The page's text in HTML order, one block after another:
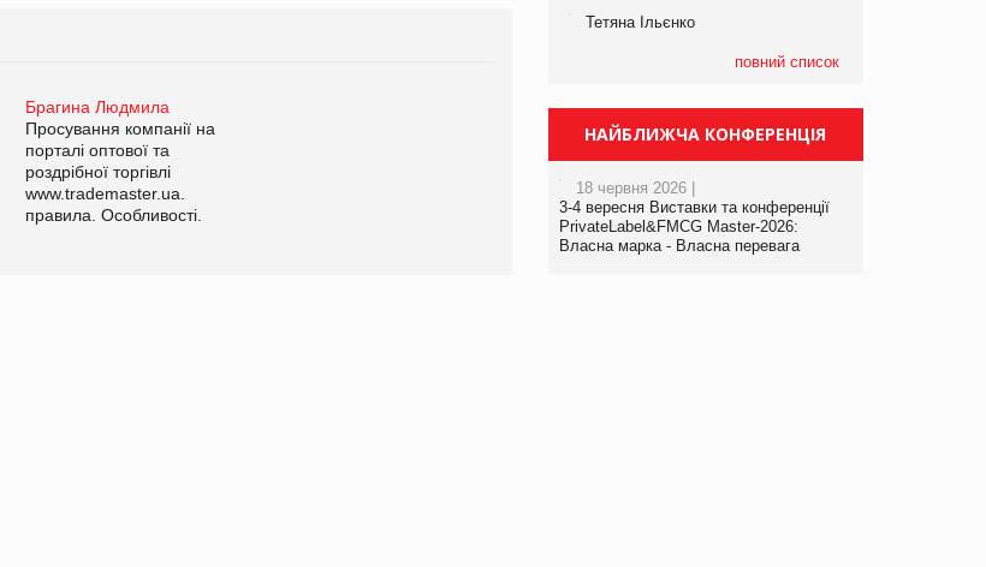
Брагина Людмила
Просування компанії на
порталі оптової та
роздрібної торгівлі
www.trademaster.ua.
правила. Особливості.
Брагина Людмила
Просування компанії на
www.trademaster.ua.
правила. Особливості.
Тетяна Ільєнко
повний список
НАЙБЛИЖЧА КОНФЕРЕНЦІЯ
18 червня 2026 |
3-4 вересня Виставки та конференції
PrivateLabel&FMCG Master-2026:
Власна марка - Власна перевага